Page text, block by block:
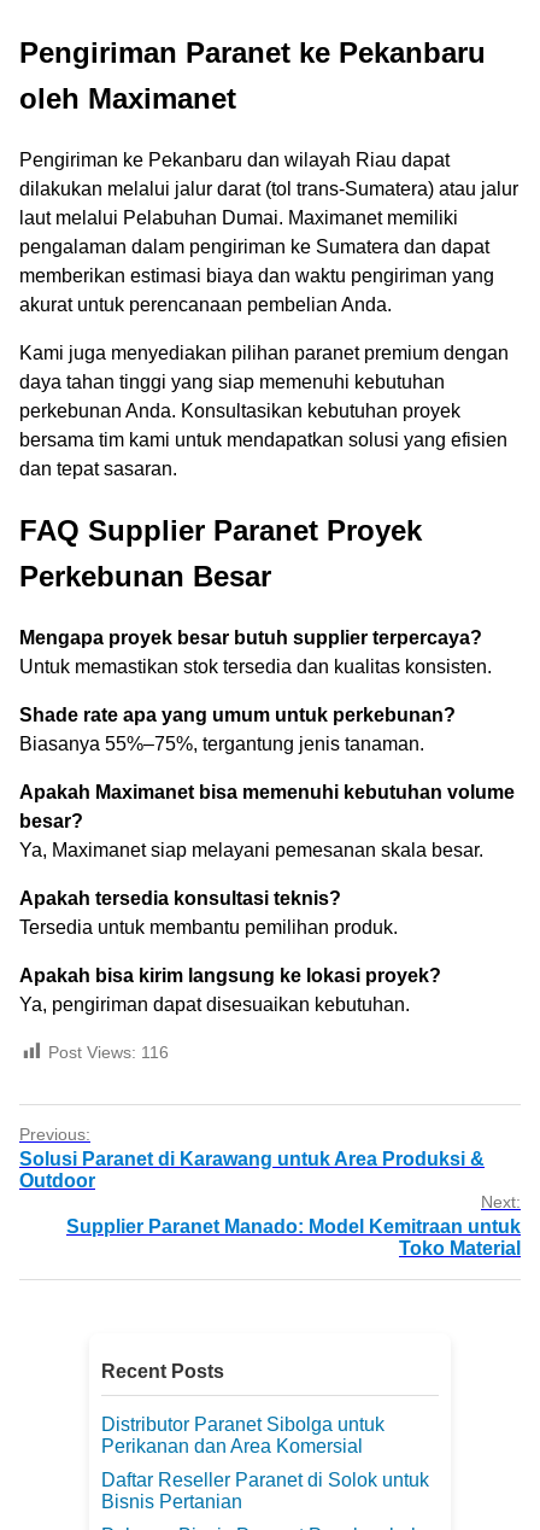
Pengiriman Paranet ke Pekanbaru
oleh Maximanet
Pengiriman ke Pekanbaru dan wilayah Riau dapat
dilakukan melalui jalur darat (tol trans-Sumatera) atau jalur
laut melalui Pelabuhan Dumai. Maximanet memiliki
pengalaman dalam pengiriman ke Sumatera dan dapat
memberikan estimasi biaya dan waktu pengiriman yang
akurat untuk perencanaan pembelian Anda.
Kami juga menyediakan pilihan paranet premium dengan
daya tahan tinggi yang siap memenuhi kebutuhan
perkebunan Anda. Konsultasikan kebutuhan proyek
bersama tim kami untuk mendapatkan solusi yang efisien
dan tepat sasaran.
FAQ Supplier Paranet Proyek
Perkebunan Besar
Mengapa proyek besar butuh supplier terpercaya?
Untuk memastikan stok tersedia dan kualitas konsisten.
Shade rate apa yang umum untuk perkebunan?
Biasanya 55%–75%, tergantung jenis tanaman.
Apakah Maximanet bisa memenuhi kebutuhan volume
besar?
Ya, Maximanet siap melayani pemesanan skala besar.
Apakah tersedia konsultasi teknis?
Tersedia untuk membantu pemilihan produk.
Apakah bisa kirim langsung ke lokasi proyek?
Ya, pengiriman dapat disesuaikan kebutuhan.
Post Views: 116
Previous:
Solusi Paranet di Karawang untuk Area Produksi &
Outdoor
Next:
Supplier Paranet Manado: Model Kemitraan untuk
Toko Material
Recent Posts
Distributor Paranet Sibolga untuk
Perikanan dan Area Komersial
Daftar Reseller Paranet di Solok untuk
Bisnis Pertanian